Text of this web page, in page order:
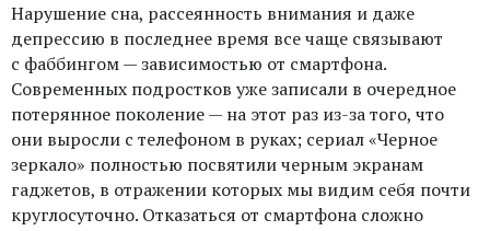
Нарушение сна, рассеянность внимания и даже
депрессию в последнее время все чаще связывают
с фаббингом — зависимостью от смартфона.
Современных подростков уже записали в очередное
потерянное поколение — на этот раз из-за того, что
они выросли с телефоном в руках; сериал «Черное
зеркало» полностью посвятили черным экранам
гаджетов, в отражении которых мы видим себя почти
круглосуточно. Отказаться от смартфона сложно